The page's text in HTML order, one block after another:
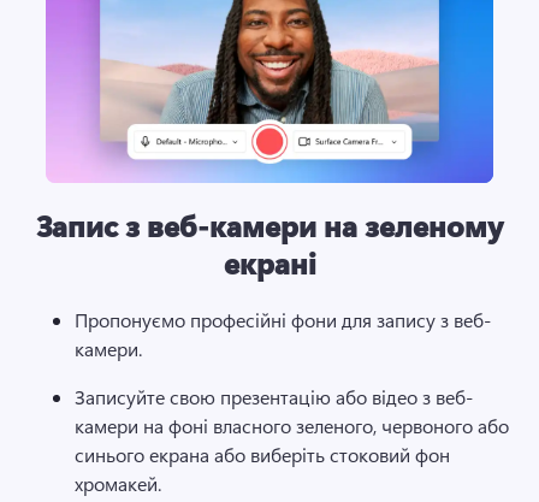
Запис з веб-камери на зеленому
екрані
Пропонуємо професійні фони для запису з веб-
камери.
Записуйте свою презентацію або відео з веб-
камери на фоні власного зеленого, червоного або
синього екрана або виберіть стоковий фон
хромакей.